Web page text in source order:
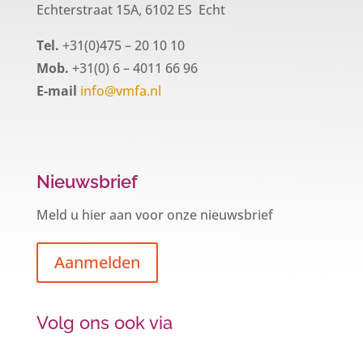
Echterstraat 15A, 6102 ES Echt
Tel. +31(0)475 – 20 10 10
Mob. +31(0) 6 – 4011 66 96
E-mail info@vmfa.nl
Nieuwsbrief
Meld u hier aan voor onze nieuwsbrief
Aanmelden
Volg ons ook via